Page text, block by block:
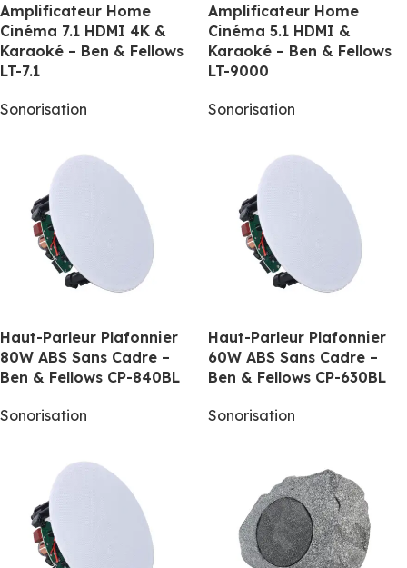
Amplificateur Home
Cinéma 7.1 HDMI 4K &
Karaoké – Ben & Fellows
LT-7.1
Sonorisation
Amplificateur Home
Cinéma 5.1 HDMI &
Karaoké – Ben & Fellows
LT-9000
Sonorisation
Haut-Parleur Plafonnier
80W ABS Sans Cadre –
Ben & Fellows CP-840BL
Sonorisation
Haut-Parleur Plafonnier
60W ABS Sans Cadre –
Ben & Fellows CP-630BL
Sonorisation